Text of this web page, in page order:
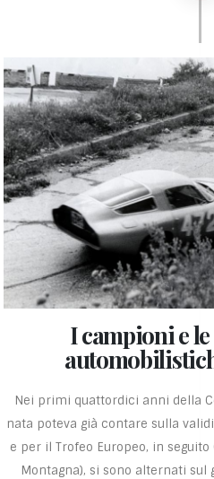
I campioni e
Nei primi quattordici anni della
nata poteva già contare sulla
e per il Trofeo Europeo, in
Montagna), si sono alternati